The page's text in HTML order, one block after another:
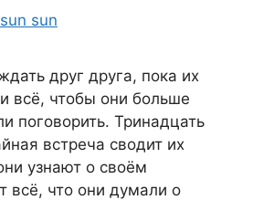
sun sun
друг друга, пока их
всё, чтобы они больше
поговорить. Тринадцать
встреча сводит их
узнают о своём
всё, что они думали о